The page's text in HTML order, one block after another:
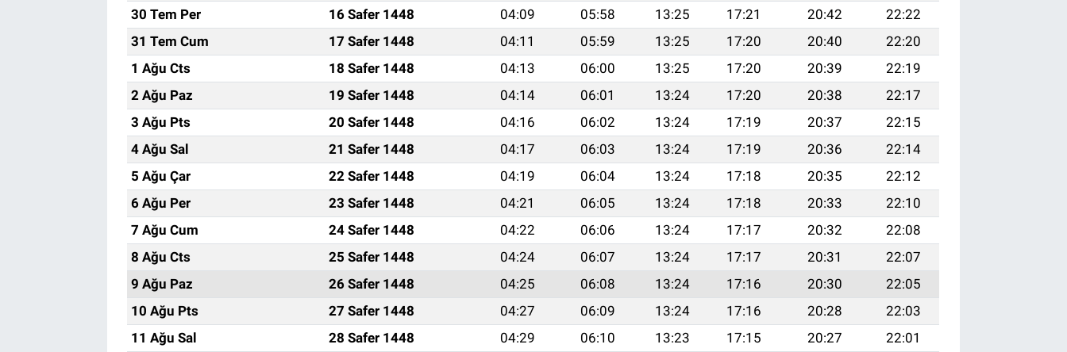
30 Tem Per
16 Safer 1448 04:09 05:58 13:25 17:21 20:42
22:22
31 Tem Cum
17 Safer 1448 04:11 05:59 13:25 17:20 20:40
22:20
1 Ağu Cts
18 Safer 1448 04:13 06:00 13:25 17:20 20:39
22:19
2 Ağu Paz
19 Safer 1448 04:14 06:01 13:24 17:20 20:38
22:17
3 Ağu Pts
20 Safer 1448 04:16 06:02 13:24 17:19 20:37
22:15
4 Ağu Sal
21 Safer 1448 04:17 06:03 13:24 17:19 20:36
22:14
5 Ağu Çar
22 Safer 1448 04:19 06:04 13:24 17:18 20:35
22:12
6 Ağu Per
23 Safer 1448 04:21 06:05 13:24 17:18 20:33
22:10
7 Ağu Cum
24 Safer 1448 04:22 06:06 13:24 17:17 20:32
22:08
8 Ağu Cts
25 Safer 1448 04:24 06:07 13:24 17:17 20:31
22:07
9 Ağu Paz
26 Safer 1448 04:25 06:08 13:24 17:16 20:30
22:05
10 Ağu Pts
27 Safer 1448 04:27 06:09 13:24 17:16 20:28
22:03
11 Ağu Sal
28 Safer 1448 04:29 06:10 13:23 17:15 20:27
22:01